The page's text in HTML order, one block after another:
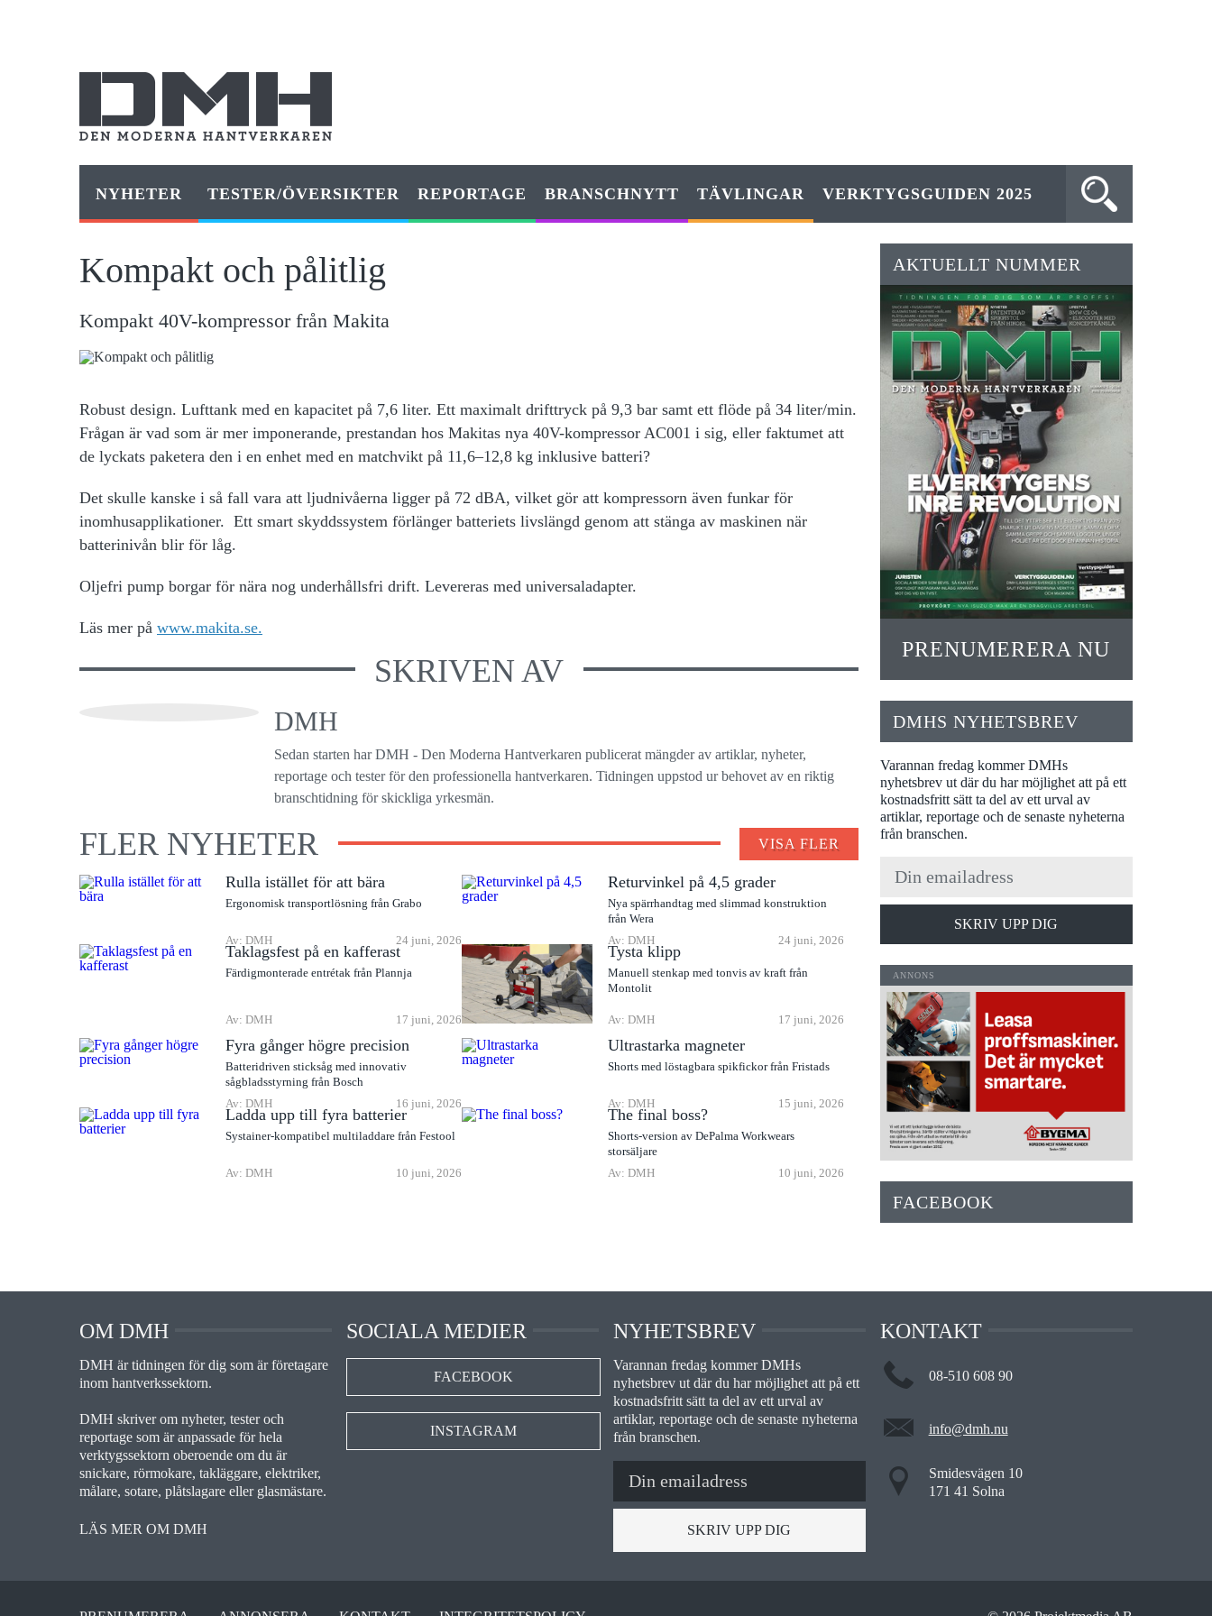
NYHETER TESTER/ÖVERSIKTER REPORTAGE BRANSCHNYTT TÄVLINGAR VERKTYGSGUIDEN 2025
Kompakt och pålitlig
Kompakt 40V-kompressor från Makita
Robust design. Lufttank med en kapacitet på 7,6 liter. Ett maximalt drifttryck på 9,3 bar samt ett flöde på 34 liter/min.
Frågan är vad som är mer imponerande, prestandan hos Makitas nya 40V-kompressor AC001 i sig, eller faktumet att
de lyckats paketera den i en enhet med en matchvikt på 11,6–12,8 kg inklusive batteri?
Det skulle kanske i så fall vara att ljudnivåerna ligger på 72 dBA, vilket gör att kompressorn även funkar för
inomhusapplikationer. Ett smart skyddssystem förlänger batteriets livslängd genom att stänga av maskinen när
batterinivån blir för låg.
Oljefri pump borgar för nära nog underhållsfri drift. Levereras med universaladapter.
Läs mer på www.makita.se.
SKRIVEN AV
DMH
Sedan starten har DMH - Den Moderna Hantverkaren publicerat mängder av artiklar, nyheter,
reportage och tester för den professionella hantverkaren. Tidningen uppstod ur behovet av en riktig
branschtidning för skickliga yrkesmän.
FLER NYHETER VISA FLER
Rulla istället för att bära
Ergonomisk transportlösning från Grabo
Av: DMH 24 juni, 2026
Returvinkel på 4,5 grader
Nya spärrhandtag med slimmad konstruktion
från Wera
Av: DMH
24 juni, 2026
Taklagsfest på en kafferast
Färdigmonterade entrétak från Plannja
Av: DMH 17 juni, 2026
Tysta klipp
Manuell stenkap med tonvis av kraft från
Montolit
Av: DMH 17 juni, 2026
Fyra gånger högre precision
Batteridriven sticksåg med innovativ
sågbladsstyrning från Bosch
Av: DMH
16 juni, 2026
Ultrastarka magneter
Shorts med löstagbara spikfickor från Fristads
Av: DMH 15 juni, 2026
Ladda upp till fyra batterier
Systainer-kompatibel multiladdare från Festool
Av: DMH 10 juni, 2026
The final boss?
Shorts-version av DePalma Workwears
storsäljare
Av: DMH
10 juni, 2026
AKTUELLT NUMMER
PRENUMERERA NU
DMHS NYHETSBREV
Varannan fredag kommer DMHs
nyhetsbrev ut där du har möjlighet att på ett
kostnadsfritt sätt ta del av ett urval av
artiklar, reportage och de senaste nyheterna
från branschen.
SKRIV UPP DIG
FACEBOOK
OM DMH
DMH är tidningen för dig som är företagare
inom hantverkssektorn.
DMH skriver om nyheter, tester och
reportage som är anpassade för hela
verktygssektorn oberoende om du är
snickare, rörmokare, takläggare, elektriker,
målare, sotare, plåtslagare eller glasmästare.
LÄS MER OM DMH
SOCIALA MEDIER
FACEBOOK
INSTAGRAM
NYHETSBREV
Varannan fredag kommer DMHs
nyhetsbrev ut där du har möjlighet att på ett
kostnadsfritt sätt ta del av ett urval av
artiklar, reportage och de senaste nyheterna
från branschen.
SKRIV UPP DIG
KONTAKT
08-510 608 90
info@dmh.nu
Smidesvägen 10
171 41 Solna